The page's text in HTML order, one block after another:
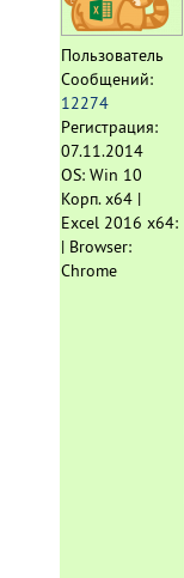
Пользователь
Сообщений:
12274
Регистрация:
07.11.2014
OS: Win 10
Корп. x64 |
Excel 2016 x64:
| Browser:
Chrome